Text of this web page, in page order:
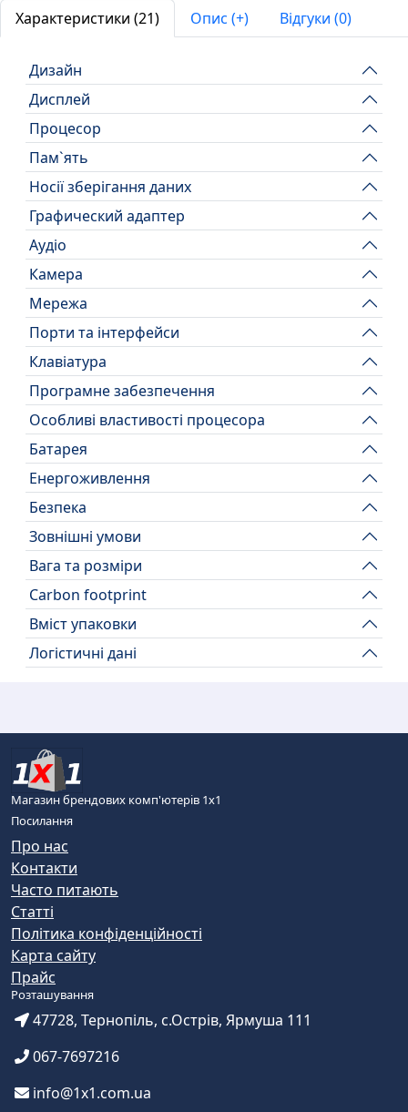
Характеристики (21) Опис (+) Відгуки (0)
Дизайн
Дисплей
Процесор
Пам`ять
Носії зберігання даних
Графический адаптер
Аудіо
Камера
Мережа
Порти та інтерфейси
Клавіатура
Програмне забезпечення
Особливі властивості процесора
Батарея
Енергоживлення
Безпека
Зовнішні умови
Вага та розміри
Carbon footprint
Вміст упаковки
Логістичні дані
Магазин брендових комп'ютерів 1х1
Посилання
Про нас
Контакти
Часто питають
Статті
Політика конфіденційності
Карта сайту
Прайс
Розташування
47728, Тернопіль, с.Острів, Ярмуша 111
067-7697216
info@1x1.com.ua